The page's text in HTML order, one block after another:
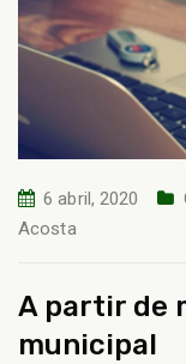
6 abril, 2020
Acosta
A partir de
municipal